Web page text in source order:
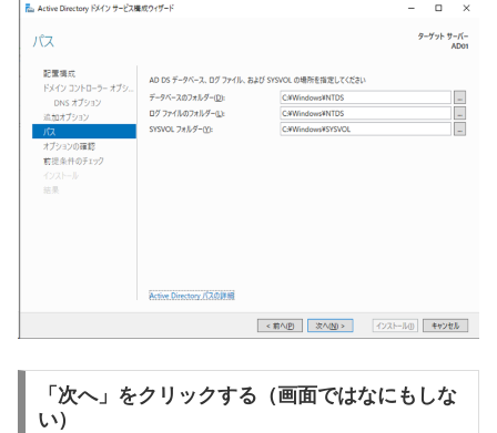
「次へ」をクリックする（画面ではなにもしな
い）